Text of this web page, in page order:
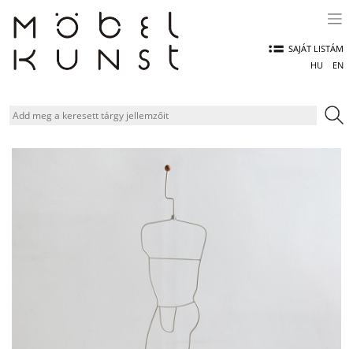
content
SAJÁT LISTÁM
HU
EN